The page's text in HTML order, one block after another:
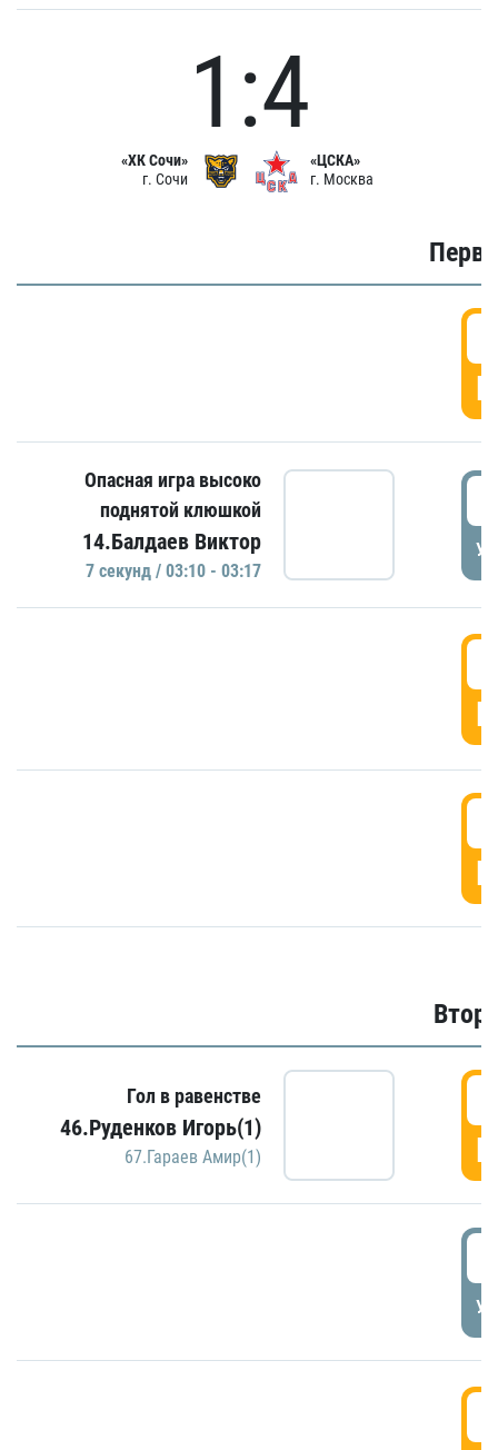
«ХК Сочи»
г. Сочи
1:4
«ЦСКА»
г. Москва
Опасная игра высоко
поднятой клюшкой
14.Балдаев Виктор
7 секунд / 03:10 - 03:17
Гол в равенстве
46.Руденков Игорь(1)
67.Гараев Амир(1)